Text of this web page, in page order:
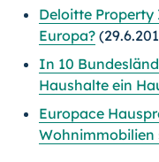
Deloitte
Europa?
In 10
Haushalte ein
Europace
Wohnimmobilien